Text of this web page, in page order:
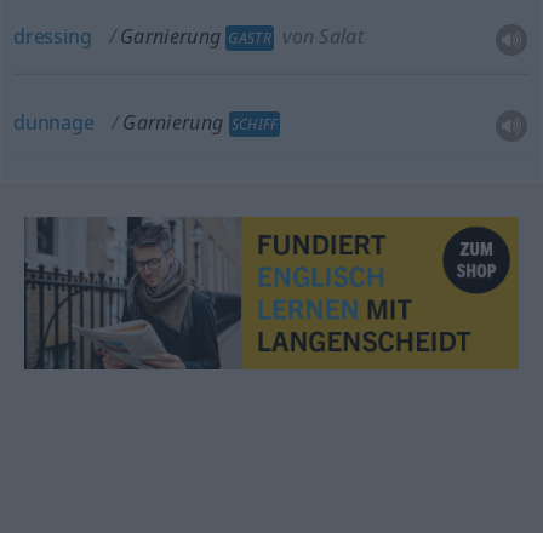
dressing Garnierung GASTR von Salat
dunnage Garnierung SCHIFF